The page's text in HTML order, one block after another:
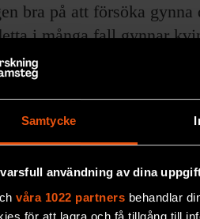
Samtycke
användning av dina
våra 1022 partners behandlar
för att lagra och få tillgång till
bra på att försöka gynna
i många fall gynnar
mäns
större mellan
kvinnor. Den
underläge.
yrken
– varför män med